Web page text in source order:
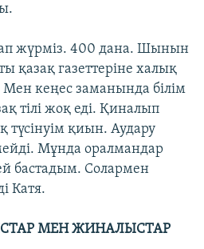
жүрміз. 400 дана. Шынын
қазақ газеттеріне халық
кеңес заманында білім
тілі жоқ еді. Қиналып
түсінуім қиын. Аудару
Мұнда оралмандар
бастадым. Солармен
Катя.
МЕН ЖИНАЛЫСТАР